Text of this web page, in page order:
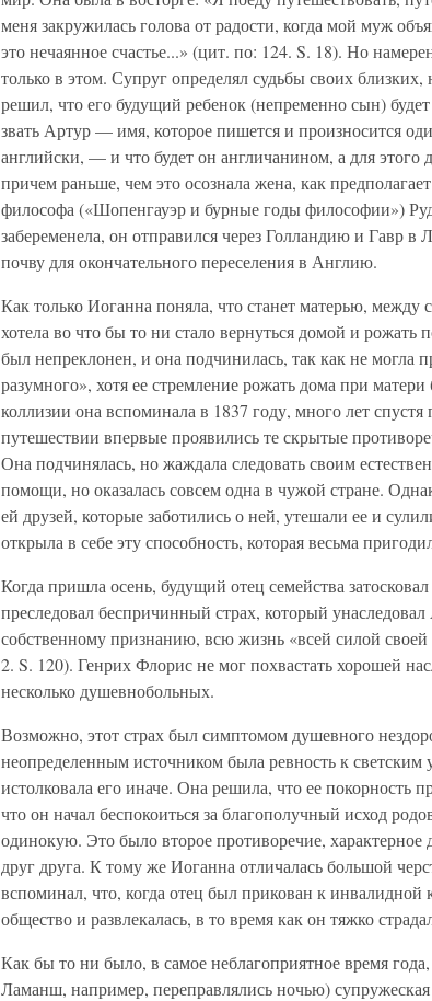
меня закружилась голова от радости, когда мой муж
это нечаянное счастье...» (цит. по: 124. S. 18). Но
только в этом. Супруг определял судьбы своих
решил, что его будущий ребенок (непременно сын)
звать Артур — имя, которое пишется и произносится
английски, — и что будет он англичанином, а для
причем раньше, чем это осознала жена, как
философа («Шопенгауэр и бурные годы философии»)
забеременела, он отправился через Голландию и Гавр
почву для окончательного переселения в Англию.
Как только Иоганна поняла, что станет матерью, между
хотела во что бы то ни стало вернуться домой и
был непреклонен, и она подчинилась, так как не могла
разумного», хотя ее стремление рожать дома при
коллизии она вспоминала в 1837 году, много лет
путешествии впервые проявились те скрытые
Она подчинялась, но жаждала следовать своим
помощи, но оказалась совсем одна в чужой стране.
ей друзей, которые заботились о ней, утешали ее и
открыла в себе эту способность, которая весьма
Когда пришла осень, будущий отец семейства
преследовал беспричинный страх, который
собственному признанию, всю жизнь «всей силой
2. S. 120). Генрих Флорис не мог похвастать хорошей
несколько душевнобольных.
Возможно, этот страх был симптомом душевного
неопределенным источником была ревность к
истолковала его иначе. Она решила, что ее покорность
что он начал беспокоиться за благополучный исход
одинокую. Это было второе противоречие, характерное
друг друга. К тому же Иоганна отличалась большой
вспоминал, что, когда отец был прикован к инвалидной
общество и развлекалась, в то время как он тяжко
Как бы то ни было, в самое неблагоприятное время
Ламанш, например, переправлялись ночью) супружеская